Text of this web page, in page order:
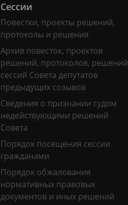
Сессии
Повестки, проекты решений,
протоколы и решения
Архив повесток, проектов
решений, протоколов, решений
сессий Совета депутатов
предыдущих созывов
Сведения о признании судом
недействующими решений
Совета
Порядок посещения сессии
гражданами
Порядок обжалования
нормативных правовых
документов и иных решений